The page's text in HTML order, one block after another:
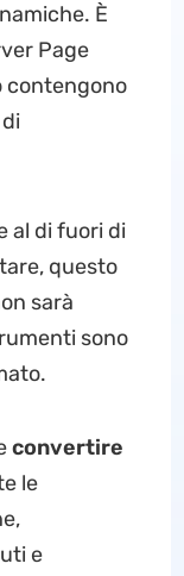
È
Page
contengono
al di fuori di
questo
sarà
sono
convertire
le
e